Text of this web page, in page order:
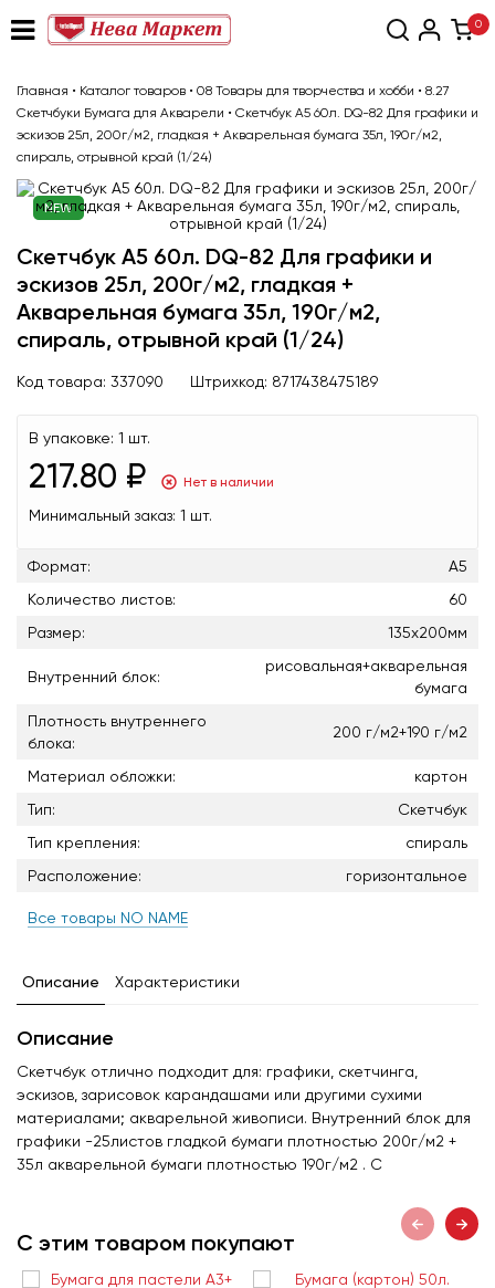
0
Главная • Каталог товаров • 08 Товары для творчества и хобби • 8.27
Скетчбуки Бумага для Акварели • Скетчбук А5 60л. DQ-82 Для графики и
эскизов 25л, 200г/м2, гладкая + Акварельная бумага 35л, 190г/м2,
спираль, отрывной край (1/24)
NEW
Скетчбук А5 60л. DQ-82 Для графики и
эскизов 25л, 200г/м2, гладкая +
Акварельная бумага 35л, 190г/м2,
спираль, отрывной край (1/24)
Код товара: 337090 Штрихкод: 8717438475189
В упаковке: 1 шт.
217.80 ₽ Нет в наличии
Минимальный заказ: 1 шт.
Формат:
А5
Количество листов:
60
Размер:
135х200мм
Внутренний блок:
рисовальная+акварельная
бумага
Плотность внутреннего
блока:
200 г/м2+190 г/м2
Материал обложки:
картон
Тип:
Скетчбук
Тип крепления:
спираль
Расположение:
горизонтальное
Все товары NO NAME
Описание Характеристики
Описание
Скетчбук отлично подходит для: графики, скетчинга,
эскизов, зарисовок карандашами или другими сухими
материалами; акварельной живописи. Внутренний блок для
графики -25листов гладкой бумаги плотностью 200г/м2 +
35л акварельной бумаги плотностью 190г/м2 . С
С этим товаром покупают